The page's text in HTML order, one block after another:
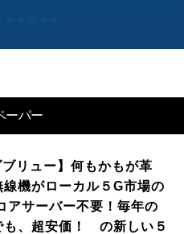
ーパー
リュー】何もかもが革
機がローカル５G市場の
アサーバー不要！毎年の
も、超安価！ の新しい５